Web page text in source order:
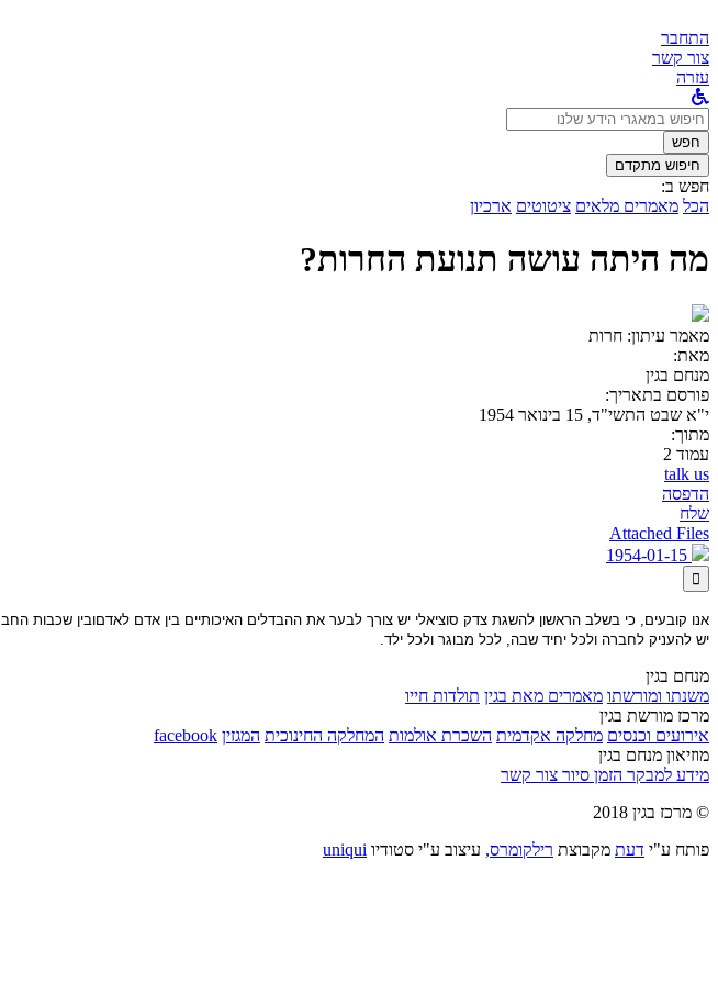
התחבר
צור קשר
עזרה
לחפש
ב:חפש
חיפוש מתקדם
חפש ב:
הכל מאמרים מלאים ציטוטים ארכיון
מה היתה עושה תנועת החרות?
מאמר עיתון: חרות
מאת:
מנחם בגין
פורסם בתאריך:
י"א שבט התשי"ד, 15 בינואר 1954
מתוך:
עמוד 2
talk us
הדפסה
שלח
Attached Files

אנו קובעים, כי בשלב הראשון להשגת צדק סוציאלי יש צורך לבער את ההבדלים האיכותיים בין אדם לאדםובין שכבות
יש להעניק לחברה ולכל יחיד שבה, לכל מבוגר ולכל ילד.
מנחם בגין
משנתו ומורשתו מאמרים מאת בגין תולדות חייו
מרכז מורשת בגין
אירועים וכנסים מחלקה אקדמית השכרת אולמות המחלקה החינוכית המגזין facebook
מוזיאון מנחם בגין
מידע למבקר הזמן סיור צור קשר
© מרכז בגין 2018
פותח ע"י דעת מקבוצת רילקומרס, עיצוב ע"י סטודיו uniqui